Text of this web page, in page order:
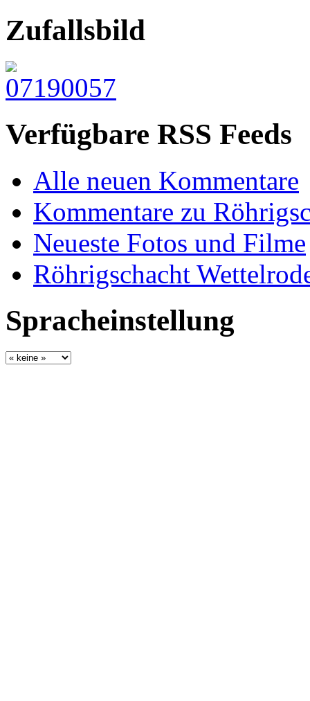
Zufallsbild
Verfügbare RSS Feeds
Alle neuen Kommentare
Kommentare zu
Neueste Fotos und Filme
Röhrigschacht
Spracheinstellung